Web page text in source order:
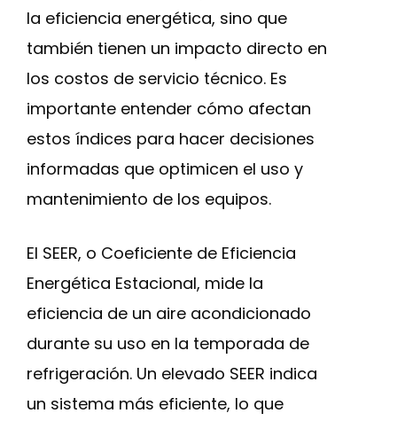
la eficiencia energética, sino que
también tienen un impacto directo en
los costos de servicio técnico. Es
importante entender cómo afectan
estos índices para hacer decisiones
informadas que optimicen el uso y
mantenimiento de los equipos.
El SEER, o Coeficiente de Eficiencia
Energética Estacional, mide la
eficiencia de un aire acondicionado
durante su uso en la temporada de
refrigeración. Un elevado SEER indica
un sistema más eficiente, lo que